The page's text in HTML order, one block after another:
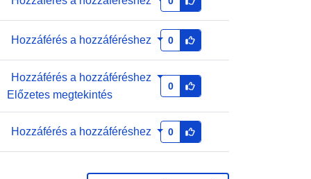
Hozzáférés a hozzáféréshez 0
Hozzáférés a hozzáféréshez
Előzetes megtekintés
0
Hozzáférés a hozzáféréshez 0
Frissítve: data.europa.eu: 01 August
2026
53897636132a
5ac667-8dc2-4670-9cad-